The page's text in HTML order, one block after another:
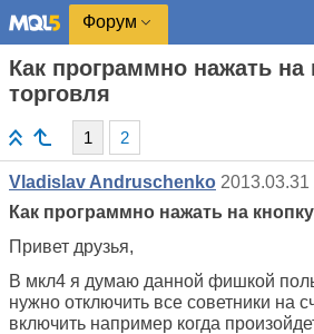
Форум
Как программно нажать на
торговля
1 2
Vladislav Andruschenko 2013.03.31
Как программно нажать на
Привет друзья,
В мкл4 я думаю данной фишкой
нужно отключить все советники на
включить например когда